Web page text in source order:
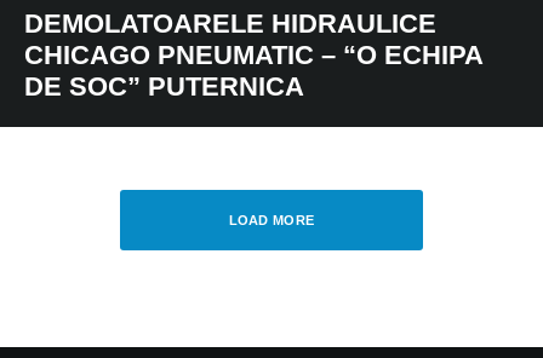
DEMOLATOARELE HIDRAULICE
CHICAGO PNEUMATIC – “O ECHIPA
DE SOC” PUTERNICA
LOAD MORE